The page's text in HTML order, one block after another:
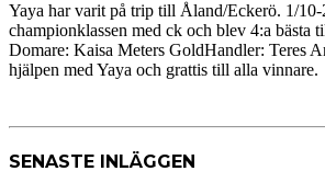
Yaya har varit på trip till Åland/Eckerö. 1/
championklassen med ck och blev 4:a bästa
Domare: Kaisa Meters GoldHandler: Teres
hjälpen med Yaya och grattis till alla vinnare.
SENASTE INLÄGGEN